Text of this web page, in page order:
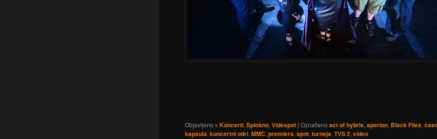
Objavljeno v Koncerti,Splošno,Videspot |Označeno act of hybris,aperion, Black Flies,
kapsula,koncertni odri,MMC,premiera,spot,turneja,TVS 2,video